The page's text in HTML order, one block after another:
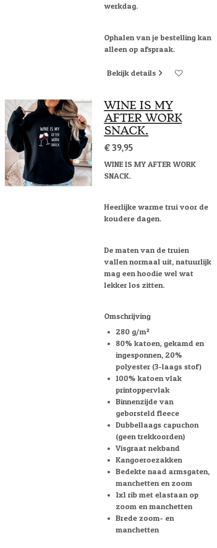
werkdag.
Ophalen van je bestelling kan
alleen op afspraak.
Bekijk details
WINE IS MY
AFTER WORK
SNACK.
€ 39,95
WINE IS MY AFTER WORK
SNACK.
Heerlijke warme trui voor de
koudere dagen.
De maten van de truien
vallen normaal uit, natuurlijk
mag een hoodie wel wat
lekker los zitten.
Omschrijving
280 g/m²
80% katoen, gekamd en
ingesponnen, 20%
polyester (3-laags stof)
100% katoen vlak
printoppervlak
Binnenzijde van
geborsteld fleece
Dubbellaags capuchon
(geen trekkoorden)
Visgraat nekband
Kangoeroezakken
Bedekte naad armsgaten,
manchetten en zoom
1x1 rib met elastaan op
zoom en manchetten
Brede zoom- en
manchetten